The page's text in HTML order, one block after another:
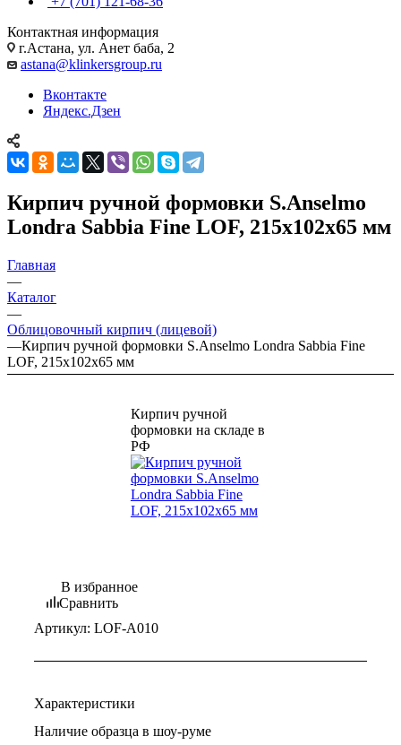
Контактная информация
г.Астана, ул. Анет баба, 2
astana@klinkersgroup.ru
Вконтакте
Яндекс.Дзен
Кирпич ручной формовки S.Anselmo
Londra Sabbia Fine LOF, 215х102х65 мм
Главная
—
Каталог
—
Облицовочный кирпич (лицевой)
—Кирпич ручной формовки S.Anselmo Londra Sabbia Fine
LOF, 215х102х65 мм
Кирпич ручной
формовки на складе в
РФ
В избранное
Сравнить
Артикул: LOF-A010
Характеристики
Наличие образца в шоу-руме